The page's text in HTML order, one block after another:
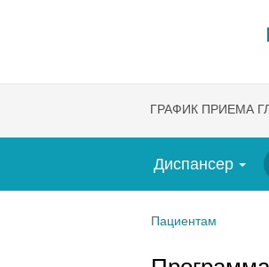
ГРАФИК ПРИЕМА
Диспансер
Пациентам